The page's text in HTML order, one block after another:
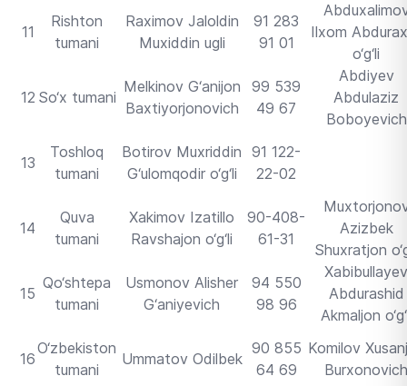
11
Rishton
tumani
Raximov Jaloldin
Muxiddin ugli
91 283
91 01
Ilxom
o‘g‘li
12 So‘x tumani
Melkinov G‘anijon
Baxtiyorjonovich
99 539
49 67
Abdiyev
Abdulaziz
Boboyevich
13
Toshloq
tumani
Botirov Muxriddin
G‘ulomqodir o‘g‘li
91 122-
22-02
14
Quva
tumani
Xakimov Izatillo
Ravshajon o‘g‘li
90-408-
61-31
Azizbek
Shuxratjon
15
Qo‘shtepa
tumani
Usmonov Alisher
G‘aniyevich
94 550
98 96
Xabibullayev
Abdurashid
Akmaljon
16
O‘zbekiston
tumani
Ummatov Odilbek
90 855
64 69
Komilov
Burxonovich